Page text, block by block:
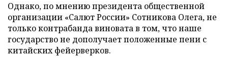
Однако, по мнению президента общественной
организации «Салют России» Сотникова Олега, не
только контрабанда виновата в том, что наше
государство не дополучает положенные пени с
китайских фейерверков.